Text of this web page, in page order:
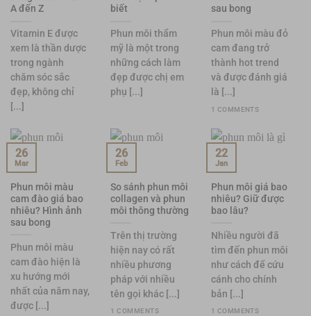
A đến Z
Vitamin E được
xem là thần dược
trong ngành
chăm sóc sắc
đẹp, không chỉ
[...]
biết
Phun môi thẩm
mỹ là một trong
những cách làm
đẹp được chị em
phụ [...]
sau bong
Phun môi màu đỏ
cam đang trở
thành hot trend
và được đánh giá
là [...]
1 COMMENTS
Phun môi màu
cam đào giá bao
nhiêu? Hình ảnh
sau bong
Phun môi màu
cam đào hiện là
xu hướng mới
nhất của năm nay,
được [...]
26
Mar
So sánh phun môi
collagen và phun
môi thông thường
Trên thị trường
hiện nay có rất
nhiều phương
pháp với nhiều
tên gọi khác [...]
1 COMMENTS
26
Feb
Phun môi giá bao
nhiêu? Giữ được
bao lâu?
Nhiều người đã
tìm đến phun môi
như cách để cứu
cánh cho chính
bản [...]
1 COMMENTS
22
Jan